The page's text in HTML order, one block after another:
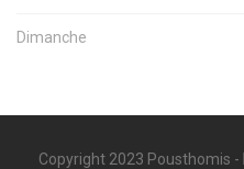
Dimanche
Copyright 2023 Pousthomis -